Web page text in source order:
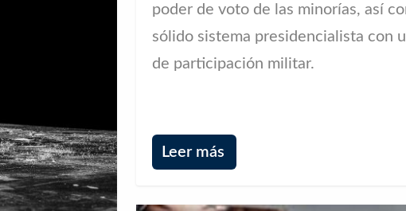
poder de voto de las minorías, así
sólido sistema presidencialista con
de participación militar.
Leer más